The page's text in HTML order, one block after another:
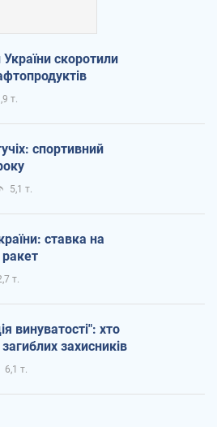
скоротили
т.
спортивний
5,1 т.
ставка на
т.
винуватості": хто
захисників
6,1 т.